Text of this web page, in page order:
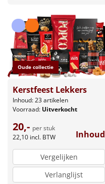
Oude collectie
Kerstfeest Lekkers
Inhoud: 23 artikelen
Voorraad: Uitverkocht
20,- per stuk
22,10 incl. BTW Inhoud
Vergelijken
Verlanglijst